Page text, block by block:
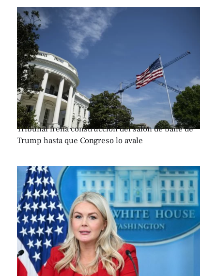
Tribunal frena construcción del salón de baile de
Trump hasta que Congreso lo avale